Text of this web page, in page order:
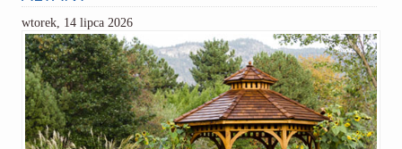
wtorek, 14 lipca 2026